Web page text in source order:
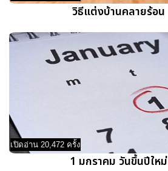
วิธีแต่งบ้านคลายร้อน
เปิดอ่าน 20,472 ครั้ง
1 มกราคม วันขึ้นปีใหม่